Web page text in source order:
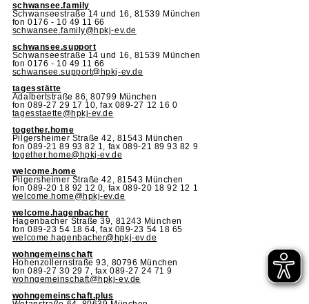
schwansee.family
Schwanseestraße 14 und 16, 81539 München
fon 0176 - 10 49 11 66
schwansee.family@hpkj-ev.de
schwansee.support
Schwanseestraße 14 und 16, 81539 München
fon 0176 - 10 49 11 66
schwansee.support@hpkj-ev.de
tagesstätte
Adalbertstraße 86, 80799 München
fon 089-27 29 17 10, fax 089-27 12 16 0
tagesstaette@hpkj-ev.de
together.home
Pilgersheimer Straße 42, 81543 München
fon 089-21 89 93 82 1, fax 089-21 89 93 82 9
together.home@hpkj-ev.de
welcome.home
Pilgersheimer Straße 42, 81543 München
fon 089-20 18 92 12 0, fax 089-20 18 92 12 1
welcome.home@hpkj-ev.de
welcome.hagenbacher
Hagenbacher Straße 39, 81243 München
fon 089-23 54 18 64, fax 089-23 54 18 65
welcome.hagenbacher@hpkj-ev.de
wohngemeinschaft
Hohenzollernstraße 93, 80796 München
fon 089-27 30 29 7, fax 089-27 24 71 9
wohngemeinschaft@hpkj-ev.de
wohngemeinschaft.plus